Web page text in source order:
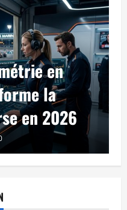
en
la
en 2026